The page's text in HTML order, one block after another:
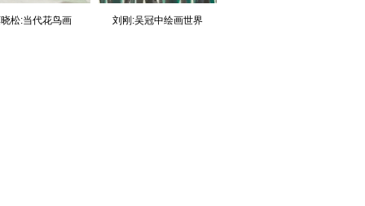
松:当代花鸟画 刘刚:吴冠中绘画世界